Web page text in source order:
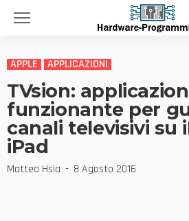
APPLE APPLICAZIONI
TVsion:
funzionante per
canali televisivi su
iPad
Matteo Hsia 8 Agosto 2016